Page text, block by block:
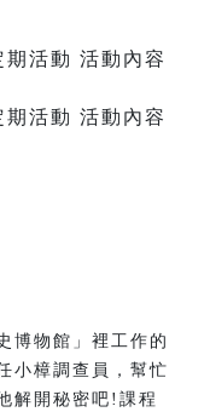
博物館」裡工作的
小樟調查員，幫忙
解開秘密吧!課程